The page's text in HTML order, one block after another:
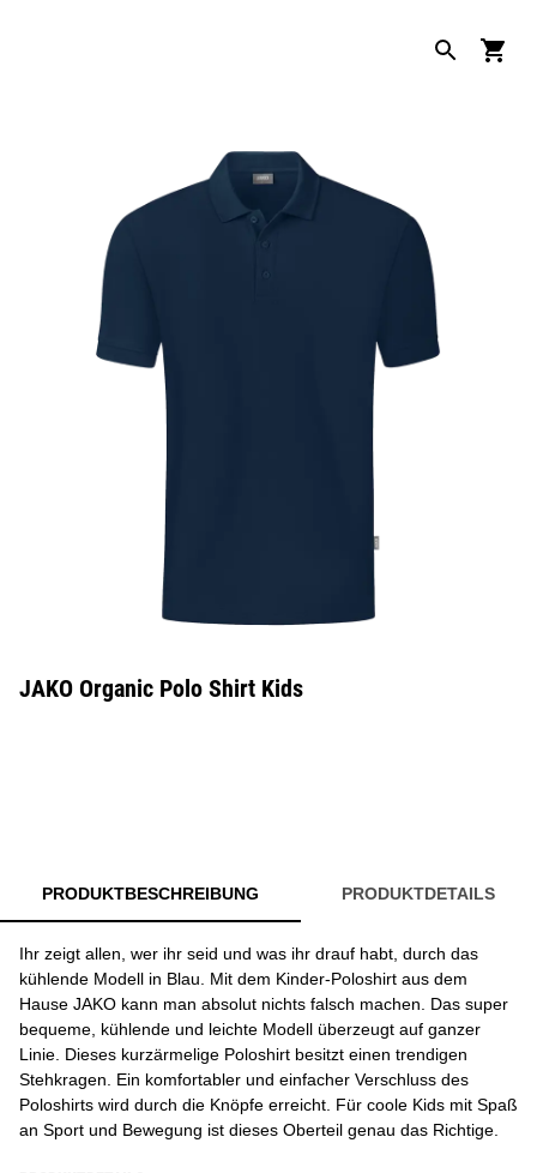
JAKO Organic Polo Shirt Kids
PRODUKTBESCHREIBUNG PRODUKTDETAILS
Ihr zeigt allen, wer ihr seid und was ihr drauf habt, durch das
kühlende Modell in Blau. Mit dem Kinder-Poloshirt aus dem
Hause JAKO kann man absolut nichts falsch machen. Das super
bequeme, kühlende und leichte Modell überzeugt auf ganzer
Linie. Dieses kurzärmelige Poloshirt besitzt einen trendigen
Stehkragen. Ein komfortabler und einfacher Verschluss des
Poloshirts wird durch die Knöpfe erreicht. Für coole Kids mit Spaß
an Sport und Bewegung ist dieses Oberteil genau das Richtige.